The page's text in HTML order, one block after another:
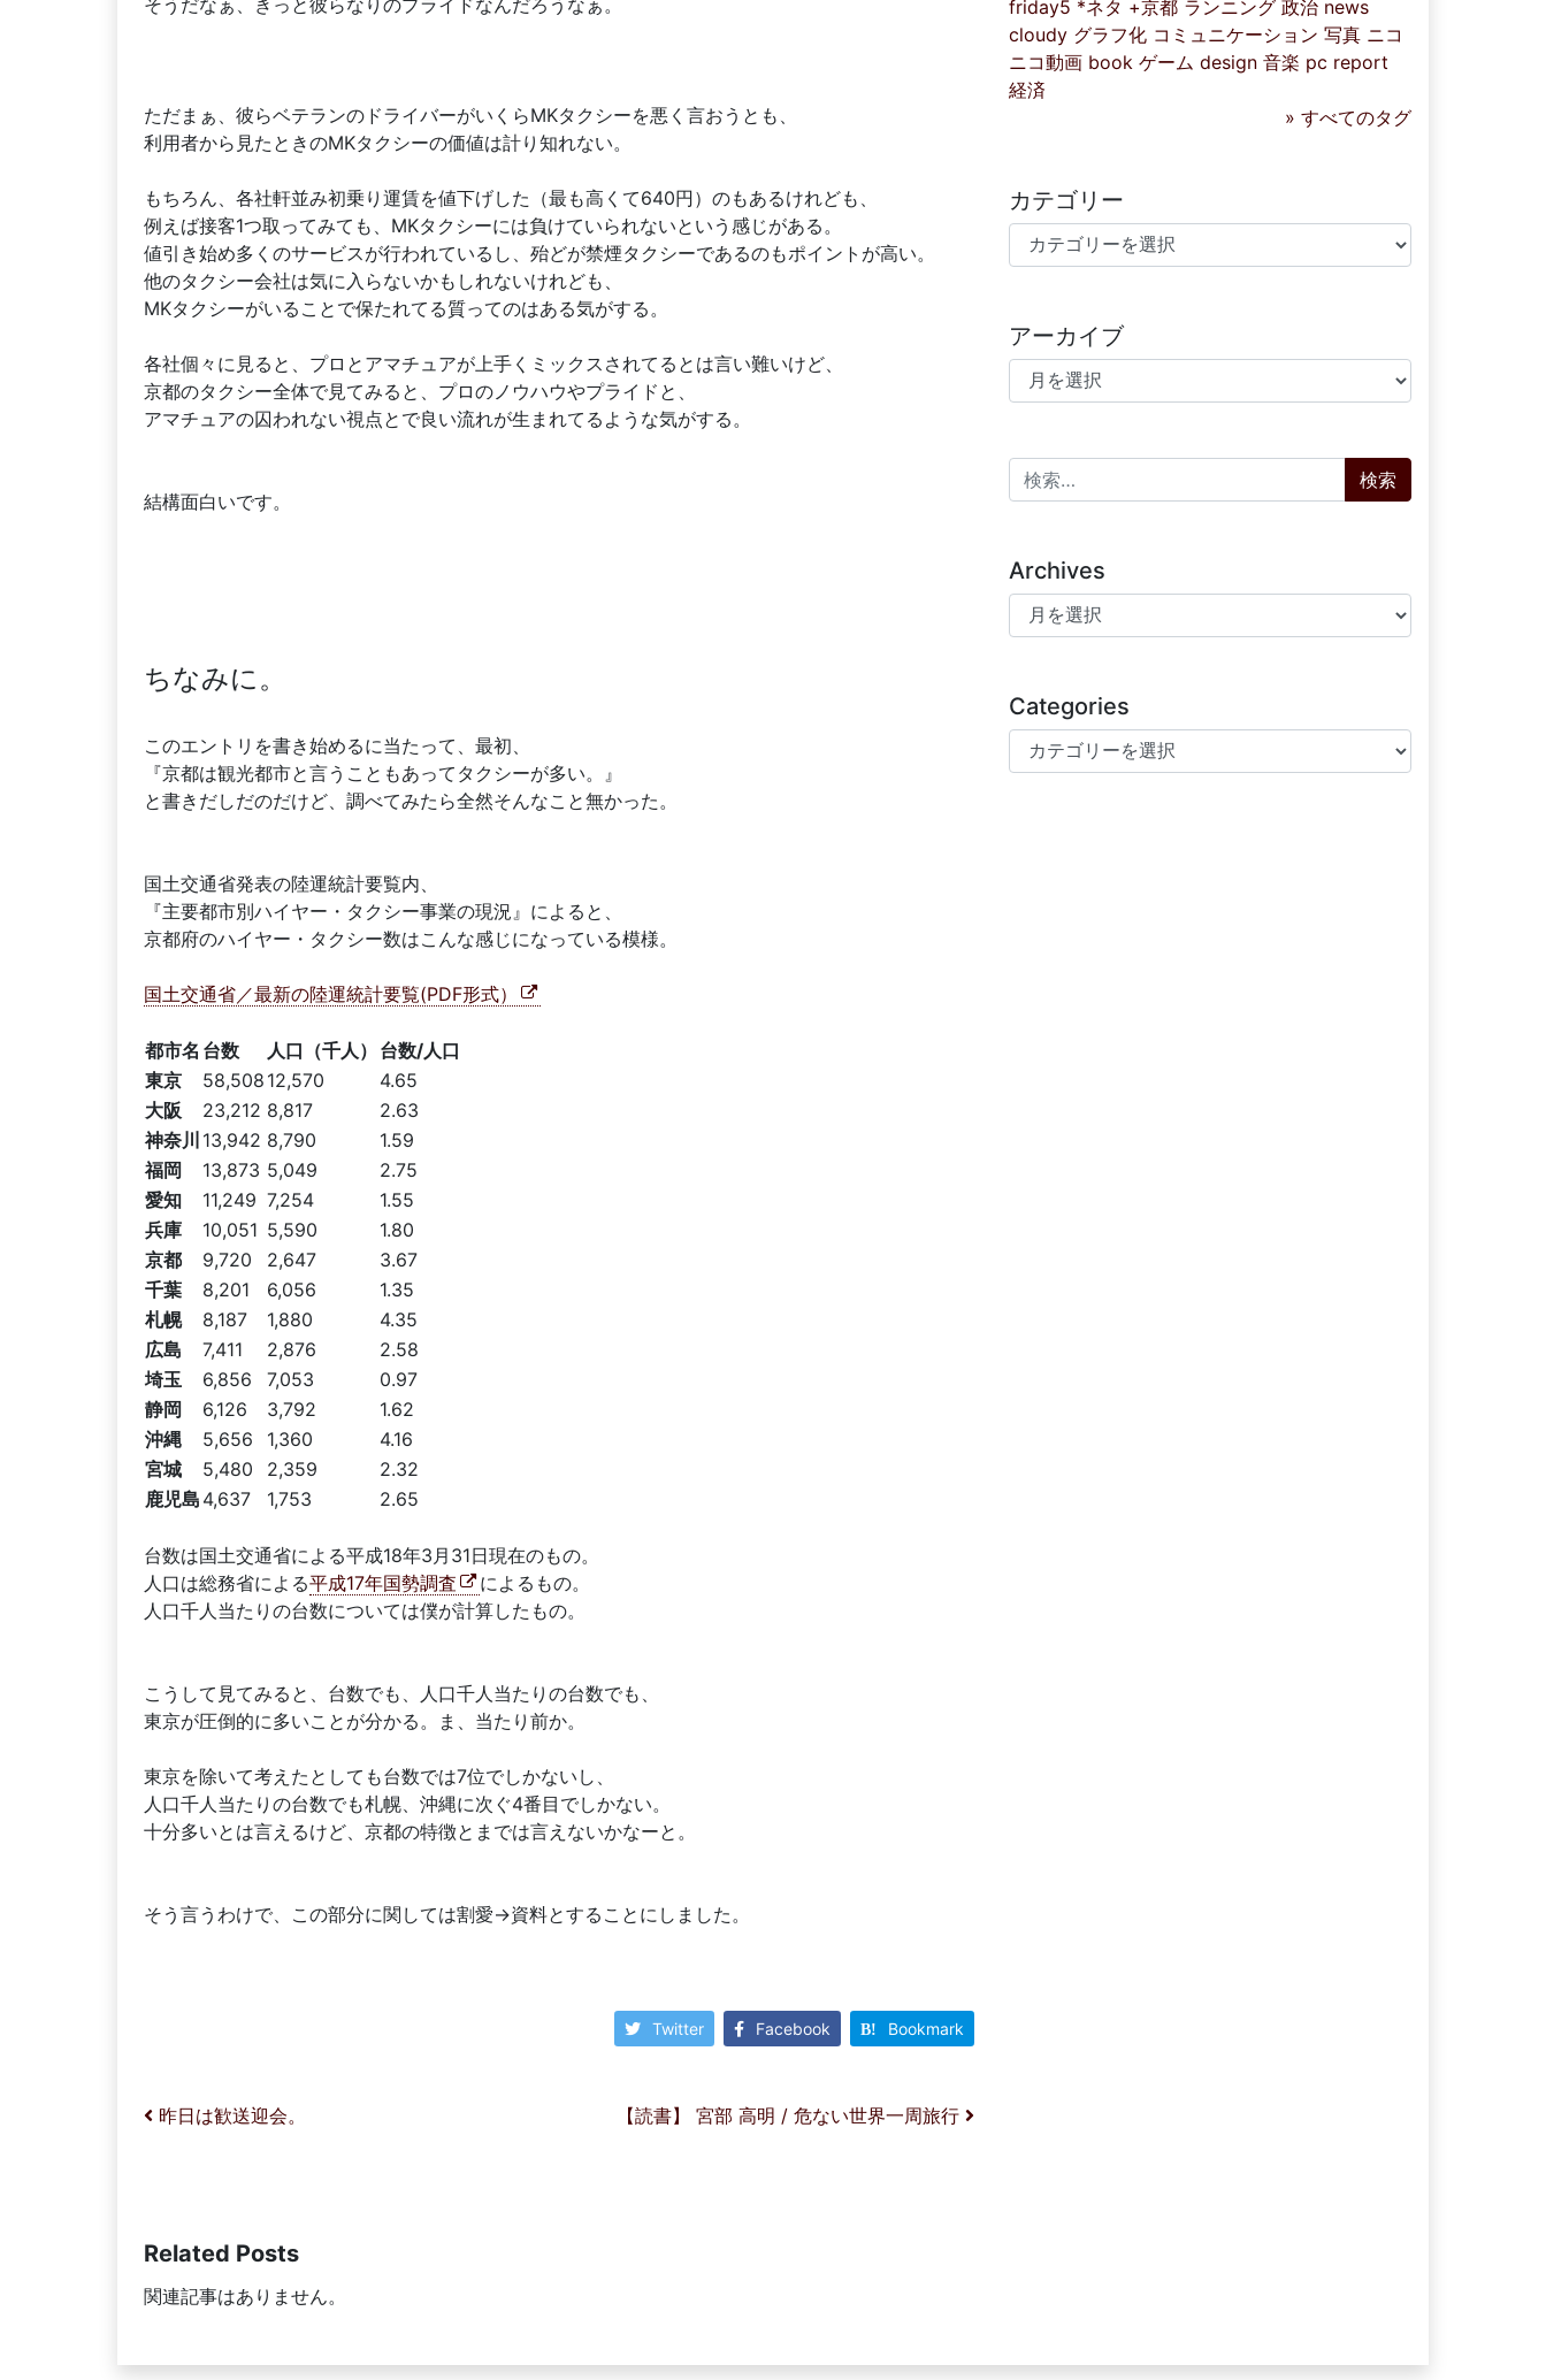
そうだなぁ、きっと彼らなりのプライドなんだろうなぁ。
ただまぁ、彼らベテランのドライバーがいくらMKタクシーを悪く言おうとも、
利用者から見たときのMKタクシーの価値は計り知れない。
もちろん、各社軒並み初乗り運賃を値下げした（最も高くて640円）のもあるけれども、
例えば接客1つ取ってみても、MKタクシーには負けていられないという感じがある。
値引き始め多くのサービスが行われているし、殆どが禁煙タクシーであるのもポイントが高い。
他のタクシー会社は気に入らないかもしれないけれども、
MKタクシーがいることで保たれてる質ってのはある気がする。
各社個々に見ると、プロとアマチュアが上手くミックスされてるとは言い難いけど、
京都のタクシー全体で見てみると、プロのノウハウやプライドと、
アマチュアの囚われない視点とで良い流れが生まれてるような気がする。
結構面白いです。
ちなみに。
このエントリを書き始めるに当たって、最初、
『京都は観光都市と言うこともあってタクシーが多い。』
と書きだしだのだけど、調べてみたら全然そんなこと無かった。
国土交通省発表の陸運統計要覧内、
『主要都市別ハイヤー・タクシー事業の現況』によると、
京都府のハイヤー・タクシー数はこんな感じになっている模様。
国土交通省／最新の陸運統計要覧(PDF形式）
都市名 台数 人口（千人） 台数/人口
東京
58,508 12,570
4.65
大阪
23,212 8,817
2.63
神奈川 13,942 8,790
1.59
福岡
13,873 5,049
2.75
愛知
11,249 7,254
1.55
兵庫
10,051 5,590
1.80
京都
9,720 2,647
3.67
千葉
8,201 6,056
1.35
札幌
8,187 1,880
4.35
広島
7,411 2,876
2.58
埼玉
6,856 7,053
0.97
静岡
6,126 3,792
1.62
沖縄
5,656 1,360
4.16
宮城
5,480 2,359
2.32
鹿児島 4,637 1,753 2.65
台数は国土交通省による平成18年3月31日現在のもの。
人口は総務省による平成17年国勢調査
によるもの。
人口千人当たりの台数については僕が計算したもの。
こうして見てみると、台数でも、人口千人当たりの台数でも、
東京が圧倒的に多いことが分かる。ま、当たり前か。
東京を除いて考えたとしても台数では7位でしかないし、
人口千人当たりの台数でも札幌、沖縄に次ぐ4番目でしかない。
十分多いとは言えるけど、京都の特徴とまでは言えないかなーと。
そう言うわけで、この部分に関しては割愛→資料とすることにしました。
Twitter Facebook Bookmark
投稿ナビゲーション
昨日は歓送迎会。 【読書】 宮部 高明 / 危ない世界一周旅行
Related Posts
関連記事はありません。
friday5 *ネタ +京都 ランニング 政治 news
cloudy グラフ化 コミュニケーション 写真 ニコ
ニコ動画 book ゲーム design 音楽 pc report
経済
» すべてのタグ
カテゴリー
カテゴリー
アーカイブ
アーカイブ
検索:
Archives
Archives
Categories
Categories